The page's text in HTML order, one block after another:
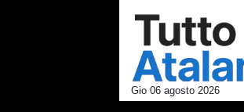
Gio 06 agosto 2026